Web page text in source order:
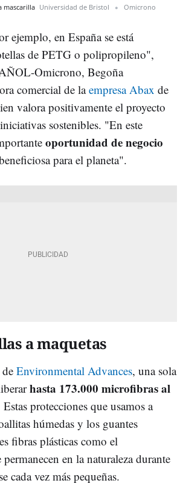
mascarilla Universidad de Bristol Omicrono
ejemplo, en España se está
de PETG o polipropileno",
Omicrono, Begoña
comercial de laempresa Abax de
valora positivamente el proyecto
sostenibles. "En este
oportunidad de negocio
para el planeta".
a maquetas
Environmental Advances, una sola
hasta 173.000 microfibras al
Estas protecciones que usamos a
húmedas y los guantes
fibras plásticas como el
en la naturaleza durante
cada vez más pequeñas.